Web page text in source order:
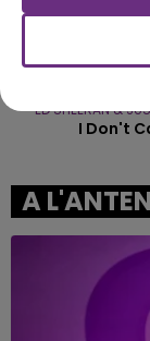
ED SHEERAN &
I Don't
A